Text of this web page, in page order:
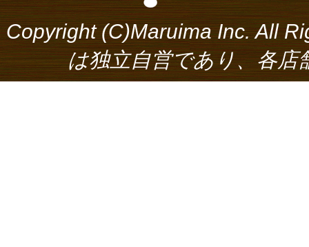
Copyright (C)Maruima Inc. All
は独立自営であり、各